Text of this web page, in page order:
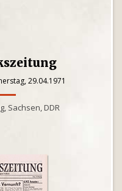
29.04.1971
Sachsen, DDR